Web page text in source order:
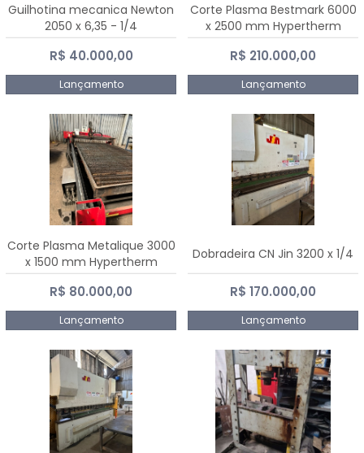
Guilhotina mecanica Newton
2050 x 6,35 - 1/4
R$ 40.000,00
Lançamento
Corte Plasma Bestmark 6000
x 2500 mm Hypertherm
MaxPro 200
R$ 210.000,00
Lançamento
Corte Plasma Metalique 3000
x 1500 mm Hypertherm
Powermax 45 xp
R$ 80.000,00
Lançamento
Dobradeira CN Jin 3200 x 1/4
R$ 170.000,00
Lançamento